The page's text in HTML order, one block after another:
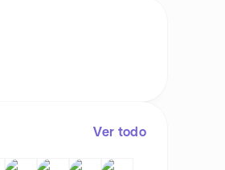
Ver todo